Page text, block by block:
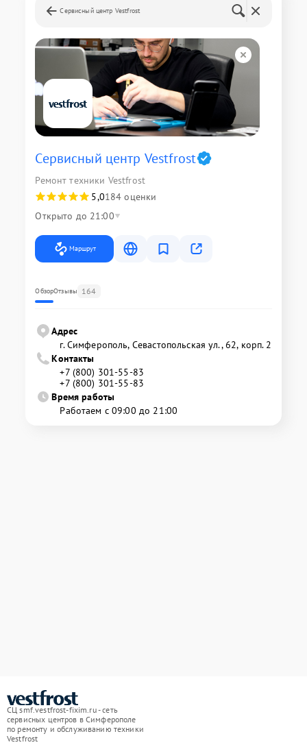
Сервисный центр Vestfrost
Сервисный центр Vestfrost
Ремонт техники Vestfrost
5,0184 оценки
Открыто до 21:00
Маршрут
ОбзорОтзывы 164
Адрес
г. Симферополь, Севастопольская ул., 62, корп. 2
Контакты
+7 (800) 301-55-83
+7 (800) 301-55-83
Время работы
Работаем с 09:00 до 21:00
СЦ smf.vestfrost-fixim.ru - сеть
сервисных центров в Симферополе
по ремонту и обслуживанию техники
Vestfrost